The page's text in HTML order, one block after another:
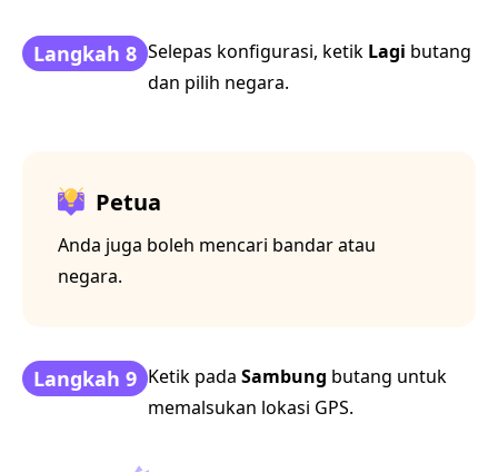
Langkah 8 Selepas konfigurasi, ketik Lagi butang
dan pilih negara.
Petua
Anda juga boleh mencari bandar atau
negara.
Langkah 9 Ketik pada Sambung butang untuk
memalsukan lokasi GPS.